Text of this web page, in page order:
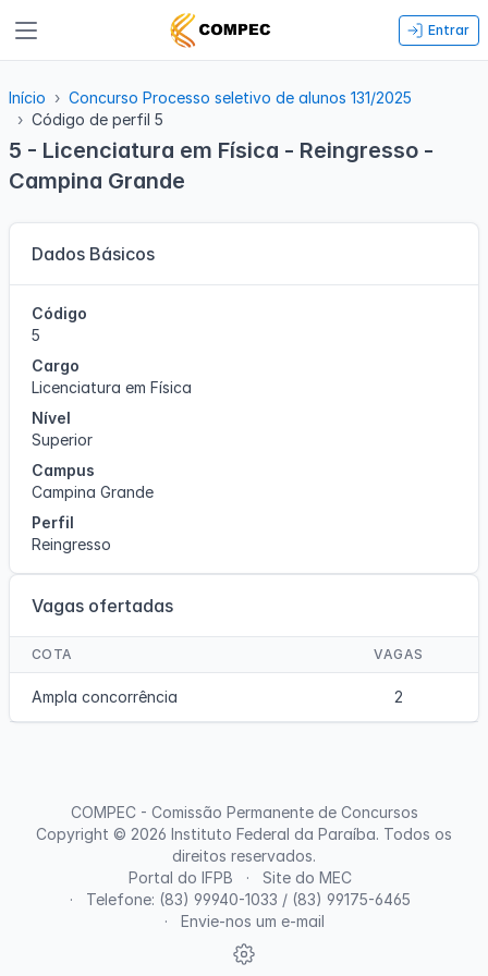
Entrar
Início
Concurso Processo seletivo de alunos 131/2025
Código de perfil 5
5 - Licenciatura em Física - Reingresso -
Campina Grande
Dados Básicos
Código
5
Cargo
Licenciatura em Física
Nível
Superior
Campus
Campina Grande
Perfil
Reingresso
Vagas ofertadas
COTA VAGAS
Ampla concorrência 2
Portal do IFPB
Site do MEC
Telefone: (83) 99940-1033 / (83) 99175-6465
Envie-nos um e-mail
COMPEC - Comissão Permanente de Concursos
Copyright © 2026 Instituto Federal da Paraíba. Todos os
direitos reservados.